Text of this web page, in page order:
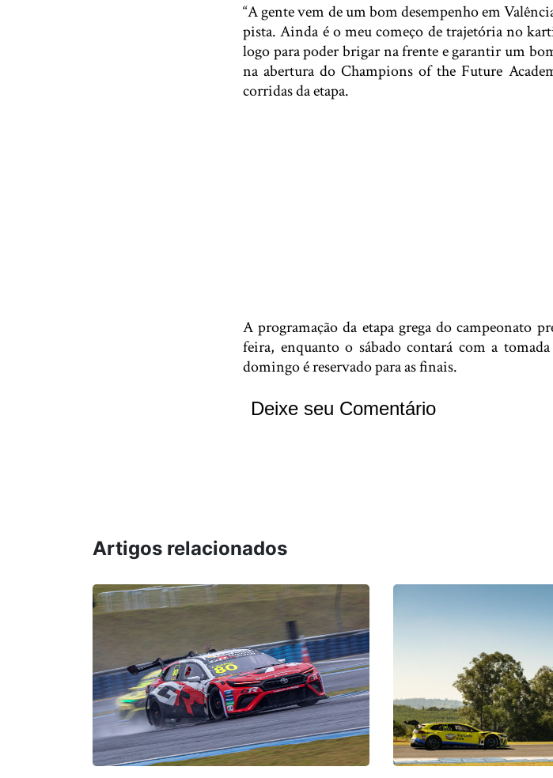
“A gente vem de um bom desempenho em
pista. Ainda é o meu começo de trajetória no
logo para poder brigar na frente e garantir um
na abertura do Champions of the Future
corridas da etapa.
A programação da etapa grega do campeonato
feira, enquanto o sábado contará com a
domingo é reservado para as finais.
Deixe seu Comentário
Artigos relacionados